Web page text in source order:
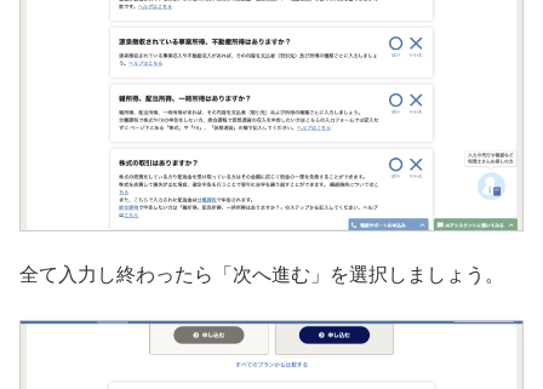
全て入力し終わったら「次へ進む」を選択しましょう。